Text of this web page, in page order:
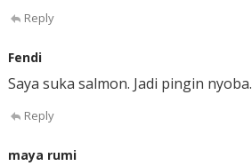
Reply
Fendi
Saya suka salmon. Jadi pingin nyoba.
Reply
maya rumi